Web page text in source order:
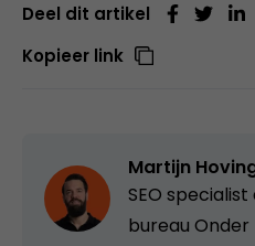
Deel dit artikel
Kopieer link
Martijn
SEO
bureau Onder